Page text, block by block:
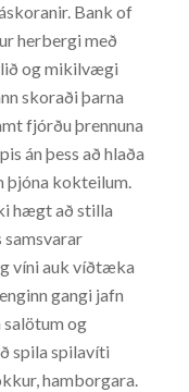
Bank of
herbergi með
og mikilvægi
skoraði þarna
fjórðu þrennuna
án þess að hlaða
þjóna kokteilum.
hægt að stilla
samsvarar
víni auk víðtæka
gangi jafn
og
spila spilavíti
hamborgara.